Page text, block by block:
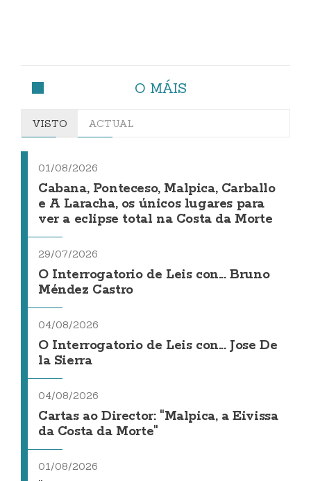
O MÁIS
VISTO ACTUAL
01/08/2026
Cabana, Ponteceso, Malpica, Carballo
e A Laracha, os únicos lugares para
ver a eclipse total na Costa da Morte
29/07/2026
O Interrogatorio de Leis con... Bruno
Méndez Castro
04/08/2026
O Interrogatorio de Leis con... Jose De
la Sierra
04/08/2026
Cartas ao Director: "Malpica, a Eivissa
da Costa da Morte"
01/08/2026